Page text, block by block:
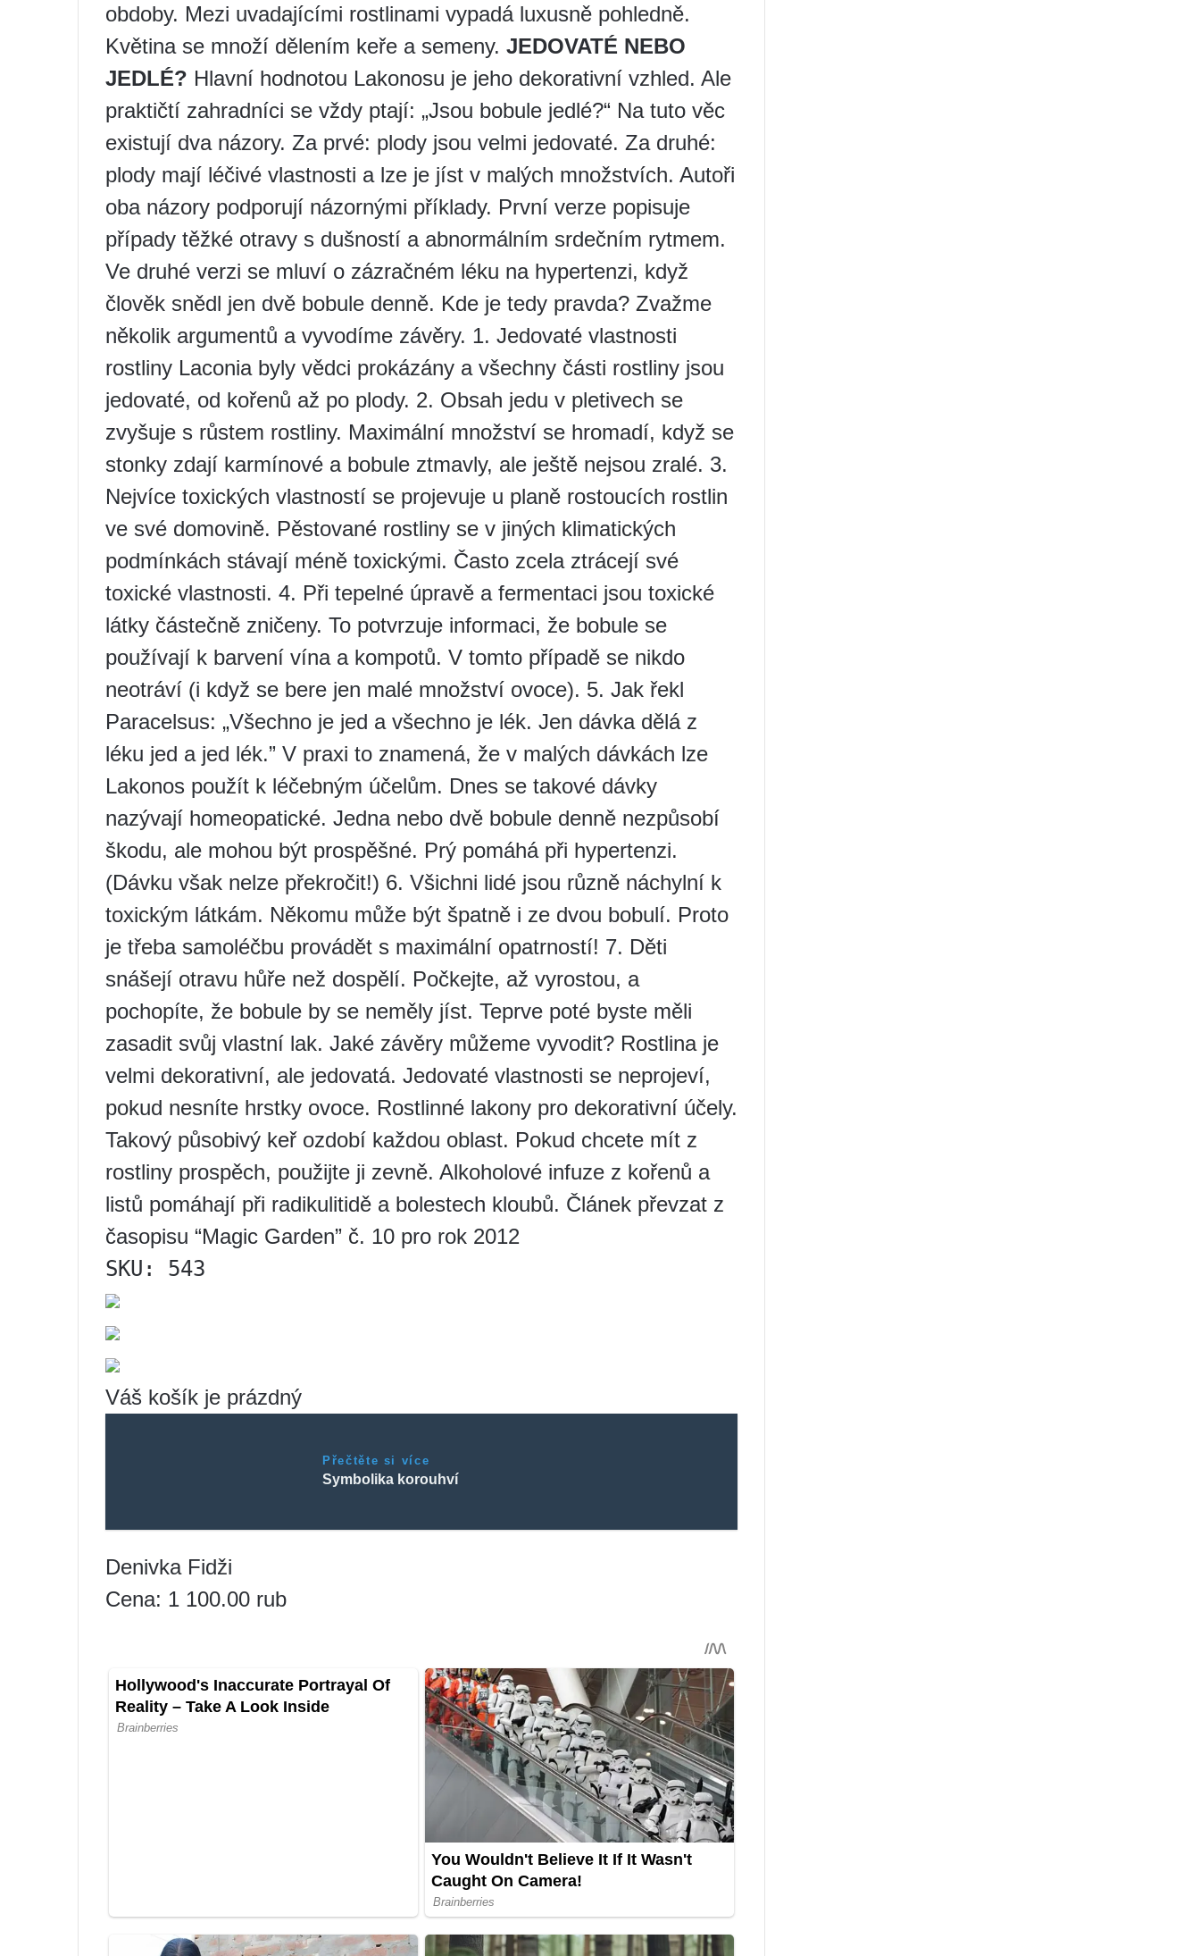
obdoby. Mezi uvadajícími rostlinami vypadá luxusně pohledně.
Květina se množí dělením keře a semeny. JEDOVATÉ NEBO
JEDLÉ? Hlavní hodnotou Lakonosu je jeho dekorativní vzhled. Ale
praktičtí zahradníci se vždy ptají: „Jsou bobule jedlé?“ Na tuto věc
existují dva názory. Za prvé: plody jsou velmi jedovaté. Za druhé:
plody mají léčivé vlastnosti a lze je jíst v malých množstvích. Autoři
oba názory podporují názornými příklady. První verze popisuje
případy těžké otravy s dušností a abnormálním srdečním rytmem.
Ve druhé verzi se mluví o zázračném léku na hypertenzi, když
člověk snědl jen dvě bobule denně. Kde je tedy pravda? Zvažme
několik argumentů a vyvodíme závěry. 1. Jedovaté vlastnosti
rostliny Laconia byly vědci prokázány a všechny části rostliny jsou
jedovaté, od kořenů až po plody. 2. Obsah jedu v pletivech se
zvyšuje s růstem rostliny. Maximální množství se hromadí, když se
stonky zdají karmínové a bobule ztmavly, ale ještě nejsou zralé. 3.
Nejvíce toxických vlastností se projevuje u planě rostoucích rostlin
ve své domovině. Pěstované rostliny se v jiných klimatických
podmínkách stávají méně toxickými. Často zcela ztrácejí své
toxické vlastnosti. 4. Při tepelné úpravě a fermentaci jsou toxické
látky částečně zničeny. To potvrzuje informaci, že bobule se
používají k barvení vína a kompotů. V tomto případě se nikdo
neotráví (i když se bere jen malé množství ovoce). 5. Jak řekl
Paracelsus: „Všechno je jed a všechno je lék. Jen dávka dělá z
léku jed a jed lék.” V praxi to znamená, že v malých dávkách lze
Lakonos použít k léčebným účelům. Dnes se takové dávky
nazývají homeopatické. Jedna nebo dvě bobule denně nezpůsobí
škodu, ale mohou být prospěšné. Prý pomáhá při hypertenzi.
(Dávku však nelze překročit!) 6. Všichni lidé jsou různě náchylní k
toxickým látkám. Někomu může být špatně i ze dvou bobulí. Proto
je třeba samoléčbu provádět s maximální opatrností! 7. Děti
snášejí otravu hůře než dospělí. Počkejte, až vyrostou, a
pochopíte, že bobule by se neměly jíst. Teprve poté byste měli
zasadit svůj vlastní lak. Jaké závěry můžeme vyvodit? Rostlina je
velmi dekorativní, ale jedovatá. Jedovaté vlastnosti se neprojeví,
pokud nesníte hrstky ovoce. Rostlinné lakony pro dekorativní účely.
Takový působivý keř ozdobí každou oblast. Pokud chcete mít z
rostliny prospěch, použijte ji zevně. Alkoholové infuze z kořenů a
listů pomáhají při radikulitidě a bolestech kloubů. Článek převzat z
časopisu “Magic Garden” č. 10 pro rok 2012
SKU: 543
Váš košík je prázdný
Přečtěte si více
Symbolika korouhví
Denivka Fidži
Cena: 1 100.00 rub